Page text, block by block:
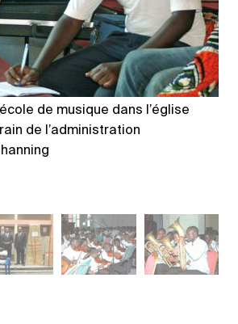
de musique dans l’église
de l’administration